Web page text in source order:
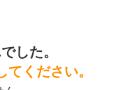
した。
ください。